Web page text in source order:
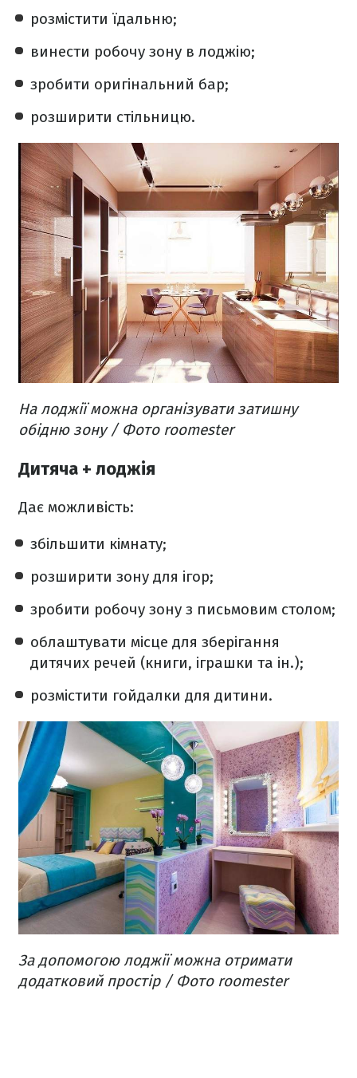
розмістити їдальню;
винести робочу зону в лоджію;
зробити оригінальний бар;
розширити стільницю.
На лоджії можна організувати затишну
обідню зону / Фото roomester
Дитяча + лоджія
Дає можливість:
збільшити кімнату;
розширити зону для ігор;
зробити робочу зону з письмовим столом;
облаштувати місце для зберігання
дитячих речей (книги, іграшки та ін.);
розмістити гойдалки для дитини.
За допомогою лоджії можна отримати
додатковий простір​ / Фото roomester